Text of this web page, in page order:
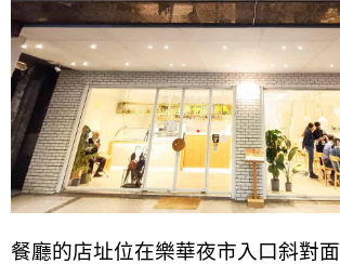
餐廳的店址位在樂華夜市入口斜對面